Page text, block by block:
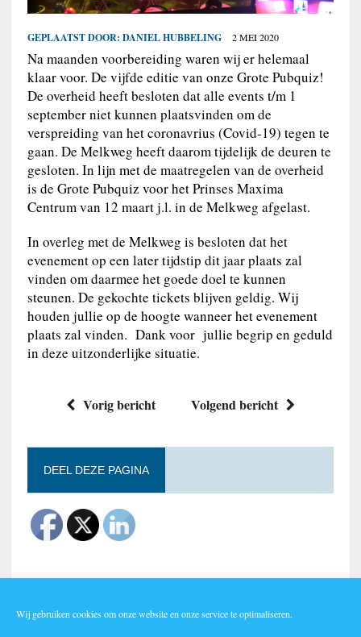
Wij gebruiken cookies om onze website en onze service te optimaliseren.
GEPLAATST DOOR: DANIEL HUBBELING 2 MEI 2020
Na maanden voorbereiding waren wij er helemaal
klaar voor. De vijfde editie van onze Grote Pubquiz!
De overheid heeft besloten dat alle events t/m 1
september niet kunnen plaatsvinden om de
verspreiding van het coronavrius (Covid-19) tegen te
gaan. De Melkweg heeft daarom tijdelijk de deuren te
gesloten. In lijn met de maatregelen van de overheid
is de Grote Pubquiz voor het Prinses Maxima
Centrum van 12 maart j.l. in de Melkweg afgelast.
In overleg met de Melkweg is besloten dat het
evenement op een later tijdstip dit jaar plaats zal
vinden om daarmee het goede doel te kunnen
steunen. De gekochte tickets blijven geldig. Wij
houden jullie op de hoogte wanneer het evenement
plaats zal vinden. Dank voor jullie begrip en geduld
in deze uitzonderlijke situatie.
Vorig bericht Volgend bericht
DEEL DEZE PAGINA